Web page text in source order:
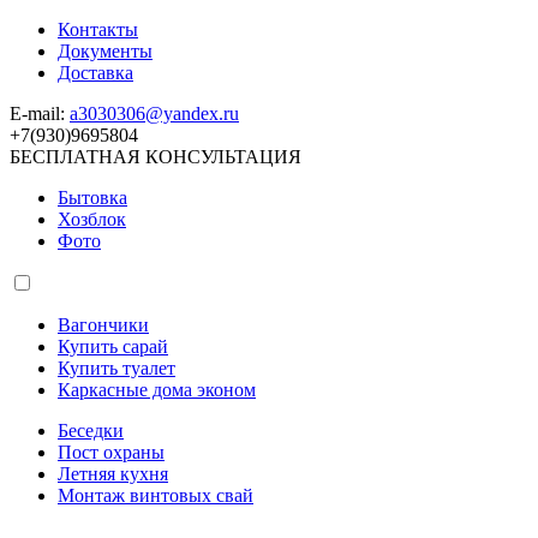
Контакты
Документы
Доставка
E-mail: a3030306@yandex.ru
+7(930)9695804
БЕСПЛАТНАЯ КОНСУЛЬТАЦИЯ
Бытовка
Хозблок
Фото
Вагончики
Купить сарай
Купить туалет
Каркасные дома эконом
Беседки
Пост охраны
Летняя кухня
Монтаж винтовых свай